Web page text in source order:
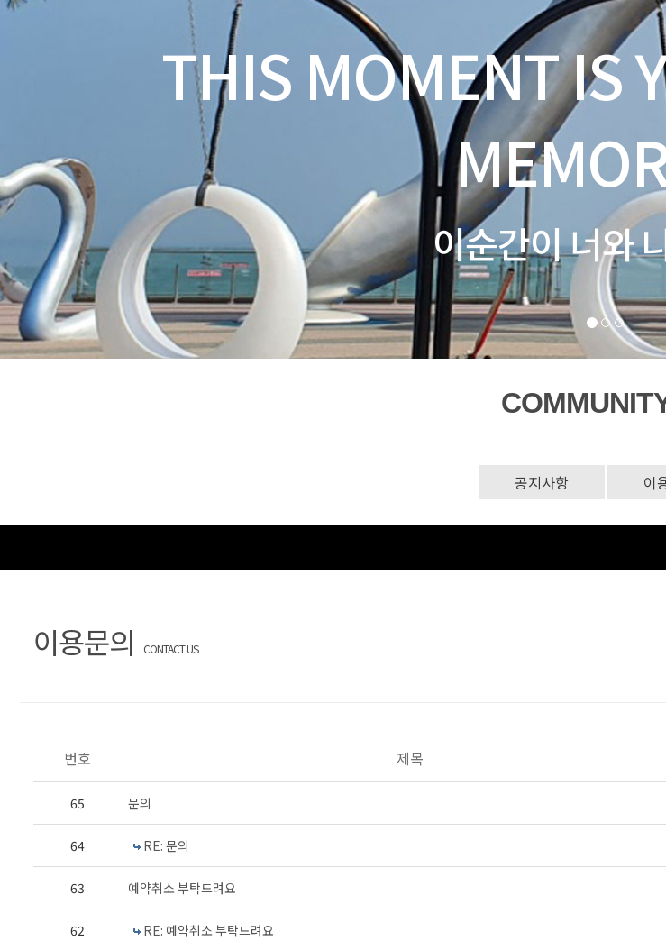
공지사항 이
이용문의 CONTACT US
번호 제목
65 문의
64 RE: 문의
63 예약취소 부탁드려요
62 RE: 예약취소 부탁드려요